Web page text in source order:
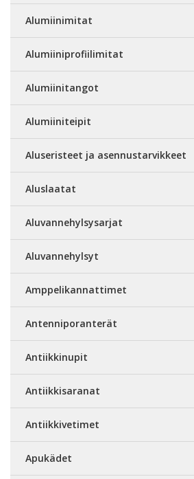
Alumiinimitat
Alumiiniprofiilimitat
Alumiinitangot
Alumiiniteipit
Aluseristeet ja asennustarvikkeet
Aluslaatat
Aluvannehylsysarjat
Aluvannehylsyt
Amppelikannattimet
Antenniporanterät
Antiikkinupit
Antiikkisaranat
Antiikkivetimet
Apukädet